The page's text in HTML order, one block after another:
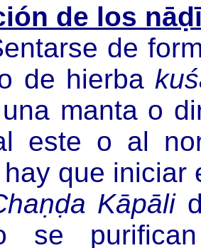
de los
de
de hierba
manta o
este o al
hay que iniciar
Kāpāli
se